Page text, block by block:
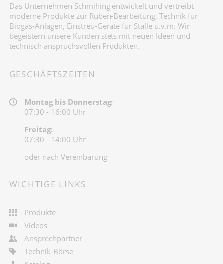
Das Unternehmen Schmihing entwickelt und vertreibt
moderne Produkte zur Rüben-Bearbeitung, Technik für
Biogas-Anlagen, Einstreu-Geräte für Ställe u.v.m. Wir
begeistern unsere Kunden stets mit neuen Ideen und
technisch anspruchsvollen Produkten.
GESCHÄFTSZEITEN
Montag bis Donnerstag:
07:30 - 16:00 Uhr
Freitag:
07:30 - 14:00 Uhr
oder nach Vereinbarung
WICHTIGE LINKS
Produkte
Videos
Ansprechpartner
Technik-Börse